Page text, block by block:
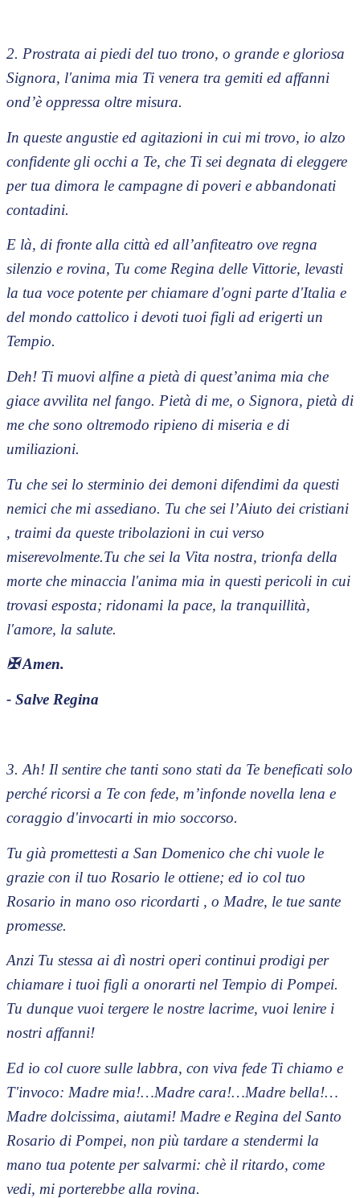
2. Prostrata ai piedi del tuo trono, o grande e gloriosa
Signora, l'anima mia Ti venera tra gemiti ed affanni
ond’è oppressa oltre misura.
In queste angustie ed agitazioni in cui mi trovo, io alzo
confidente gli occhi a Te, che Ti sei degnata di eleggere
per tua dimora le campagne di poveri e abbandonati
contadini.
E là, di fronte alla città ed all’anfiteatro ove regna
silenzio e rovina, Tu come Regina delle Vittorie, levasti
la tua voce potente per chiamare d'ogni parte d'Italia e
del mondo cattolico i devoti tuoi figli ad erigerti un
Tempio.
Deh! Ti muovi alfine a pietà di quest’anima mia che
giace avvilita nel fango. Pietà di me, o Signora, pietà di
me che sono oltremodo ripieno di miseria e di
umiliazioni.
Tu che sei lo sterminio dei demoni difendimi da questi
nemici che mi assediano. Tu che sei l’Aiuto dei cristiani
, traimi da queste tribolazioni in cui verso
miserevolmente.Tu che sei la Vita nostra, trionfa della
morte che minaccia l'anima mia in questi pericoli in cui
trovasi esposta; ridonami la pace, la tranquillità,
l'amore, la salute.
✠Amen.
- Salve Regina
3. Ah! Il sentire che tanti sono stati da Te beneficati solo
perché ricorsi a Te con fede, m’infonde novella lena e
coraggio d'invocarti in mio soccorso.
Tu già promettesti a San Domenico che chi vuole le
grazie con il tuo Rosario le ottiene; ed io col tuo
Rosario in mano oso ricordarti , o Madre, le tue sante
promesse.
Anzi Tu stessa ai dì nostri operi continui prodigi per
chiamare i tuoi figli a onorarti nel Tempio di Pompei.
Tu dunque vuoi tergere le nostre lacrime, vuoi lenire i
nostri affanni!
Ed io col cuore sulle labbra, con viva fede Ti chiamo e
T'invoco: Madre mia!…Madre cara!…Madre bella!…
Madre dolcissima, aiutami! Madre e Regina del Santo
Rosario di Pompei, non più tardare a stendermi la
mano tua potente per salvarmi: chè il ritardo, come
vedi, mi porterebbe alla rovina.